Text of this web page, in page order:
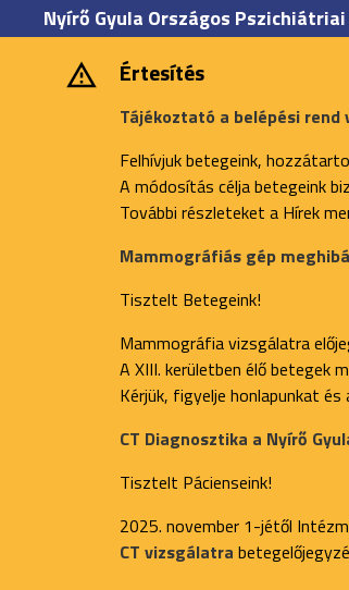
Nyírő Gyula Országos
Értesítés
Tájékoztató a belépési rend
Felhívjuk betegeink,
A módosítás célja betegeink
További részleteket a Hírek
Mammográfiás gép
Tisztelt Betegeink!
Mammográfia vizsgálatra
A XIII. kerületben élő betegek
Kérjük, figyelje honlapunkat
CT Diagnosztika a Nyírő
Tisztelt Pácienseink!
2025. november 1-jétől
CT vizsgálatra